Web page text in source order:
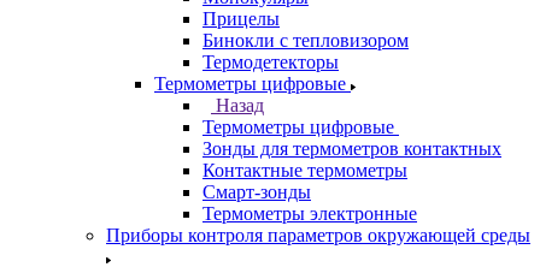
Прицелы
Бинокли с тепловизором
Термодетекторы
Термометры цифровые
Назад
Термометры цифровые
Зонды для термометров контактных
Контактные термометры
Смарт-зонды
Термометры электронные
Приборы контроля параметров окружающей среды